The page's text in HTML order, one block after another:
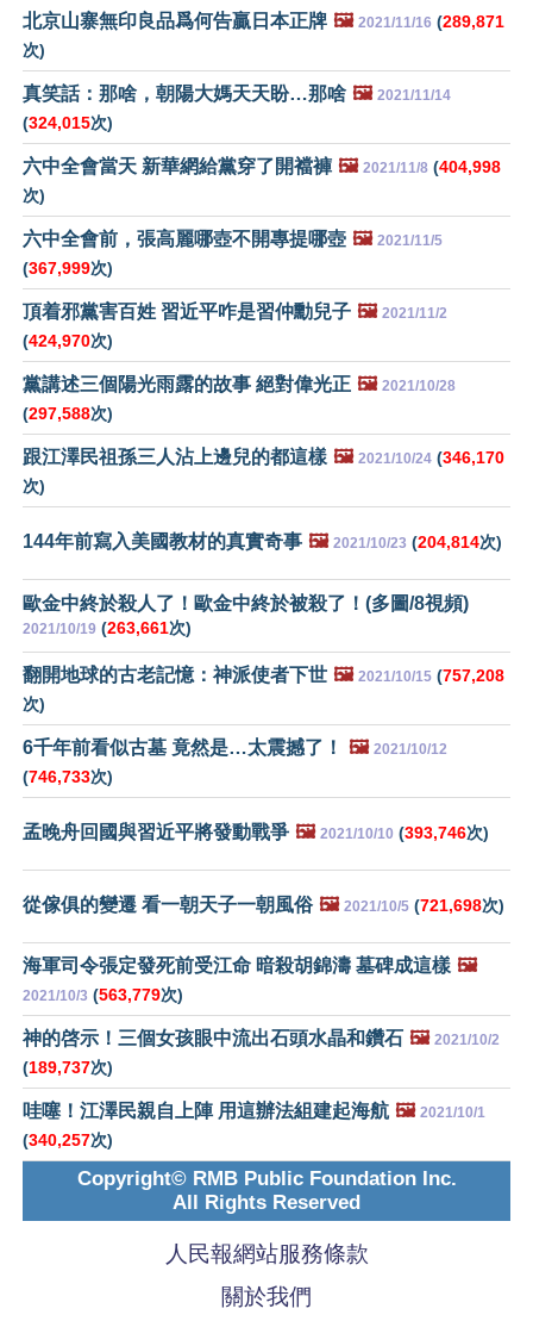
北京山寨無印良品爲何告贏日本正牌 🖼️ 2021/11/16 (289,871
次)
真笑話：那啥，朝陽大媽天天盼…那啥 🖼️ 2021/11/14
(324,015次)
六中全會當天 新華網給黨穿了開襠褲 🖼️ 2021/11/8 (404,998
次)
六中全會前，張高麗哪壺不開專提哪壺 🖼️ 2021/11/5
(367,999次)
頂着邪黨害百姓 習近平咋是習仲勳兒子 🖼️ 2021/11/2
(424,970次)
黨講述三個陽光雨露的故事 絕對偉光正 🖼️ 2021/10/28
(297,588次)
跟江澤民祖孫三人沾上邊兒的都這樣 🖼️ 2021/10/24 (346,170
次)
144年前寫入美國教材的真實奇事 🖼️ 2021/10/23 (204,814次)
歐金中終於殺人了！歐金中終於被殺了！(多圖/8視頻)
2021/10/19 (263,661次)
翻開地球的古老記憶：神派使者下世 🖼️ 2021/10/15 (757,208
次)
6千年前看似古墓 竟然是…太震撼了！ 🖼️ 2021/10/12
(746,733次)
孟晚舟回國與習近平將發動戰爭 🖼️ 2021/10/10 (393,746次)
從傢俱的變遷 看一朝天子一朝風俗 🖼️ 2021/10/5 (721,698次)
海軍司令張定發死前受江命 暗殺胡錦濤 墓碑成這樣 🖼️
2021/10/3 (563,779次)
神的啓示！三個女孩眼中流出石頭水晶和鑽石 🖼️ 2021/10/2
(189,737次)
哇噻！江澤民親自上陣 用這辦法組建起海航 🖼️ 2021/10/1
(340,257次)
Copyright© RMB Public Foundation Inc.
All Rights Reserved
人民報網站服務條款
關於我們